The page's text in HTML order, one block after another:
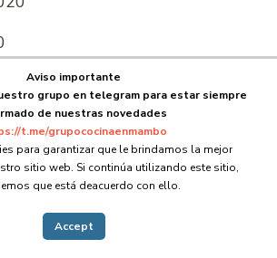
Aviso importante
grupo en telegram para estar siempre
de nuestras novedades
t.me/grupococinaenmambo
para garantizar que le brindamos la mejor
sitio web. Si continúa utilizando este sitio,
que está deacuerdo con ello.
Accept